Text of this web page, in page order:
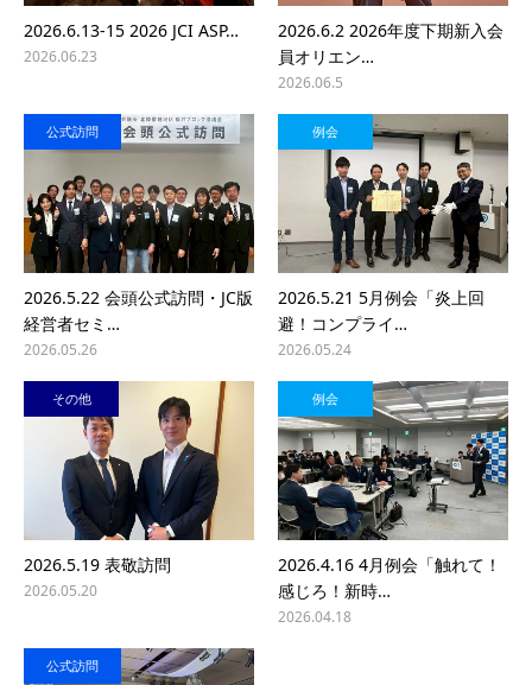
2026.6.13-15 2026 JCI ASP…
2026.06.23
2026.6.2 2026年度下期新入会
員オリエン…
2026.06.5
公式訪問
2026.5.22 会頭公式訪問・JC版
経営者セミ…
2026.05.26
例会
2026.5.21 5月例会「炎上回
避！コンプライ…
2026.05.24
その他
2026.5.19 表敬訪問
2026.05.20
例会
2026.4.16 4月例会「触れて！
感じろ！新時…
2026.04.18
公式訪問